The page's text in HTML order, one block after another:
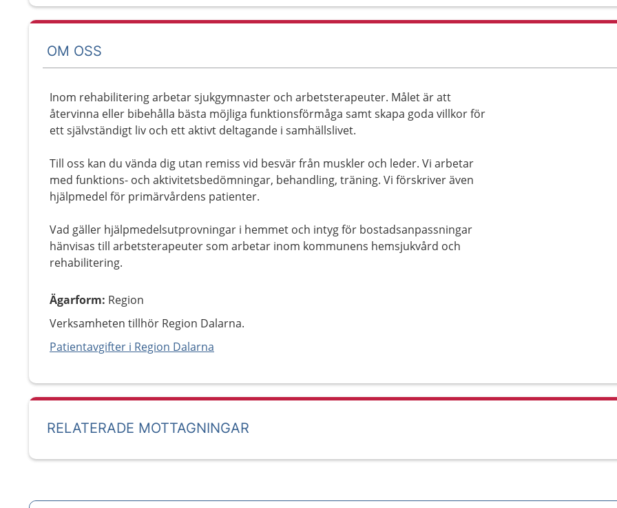
OM OSS
Inom rehabilitering arbetar sjukgymnaster och arbetsterapeuter. Målet är att
återvinna eller bibehålla bästa möjliga funktionsförmåga samt skapa goda villkor för
ett självständigt liv och ett aktivt deltagande i samhällslivet.
Till oss kan du vända dig utan remiss vid besvär från muskler och leder. Vi arbetar
med funktions- och aktivitetsbedömningar, behandling, träning. Vi förskriver även
hjälpmedel för primärvårdens patienter.
Vad gäller hjälpmedelsutprovningar i hemmet och intyg för bostadsanpassningar
hänvisas till arbetsterapeuter som arbetar inom kommunens hemsjukvård och
rehabilitering.
Ägarform: Region
Verksamheten tillhör Region Dalarna.
Patientavgifter i Region Dalarna
RELATERADE MOTTAGNINGAR